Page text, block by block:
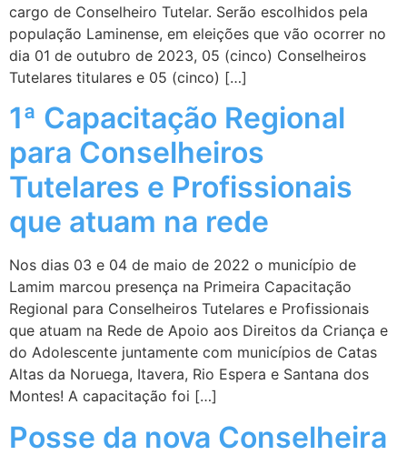
cargo de Conselheiro Tutelar. Serão escolhidos pela
população Laminense, em eleições que vão ocorrer no
dia 01 de outubro de 2023, 05 (cinco) Conselheiros
Tutelares titulares e 05 (cinco) […]
1ª Capacitação Regional
para Conselheiros
Tutelares e Profissionais
que atuam na rede
Nos dias 03 e 04 de maio de 2022 o município de
Lamim marcou presença na Primeira Capacitação
Regional para Conselheiros Tutelares e Profissionais
que atuam na Rede de Apoio aos Direitos da Criança e
do Adolescente juntamente com municípios de Catas
Altas da Noruega, Itavera, Rio Espera e Santana dos
Montes! A capacitação foi […]
Posse da nova Conselheira